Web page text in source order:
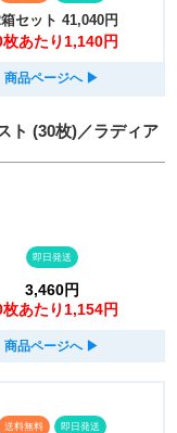
セット 41,040円
枚あたり1,140円
商品ページへ ▶︎
ト (30枚)／ラディア
即日発送
3,460円
枚あたり1,154円
商品ページへ ▶︎
送料無料 即日発送